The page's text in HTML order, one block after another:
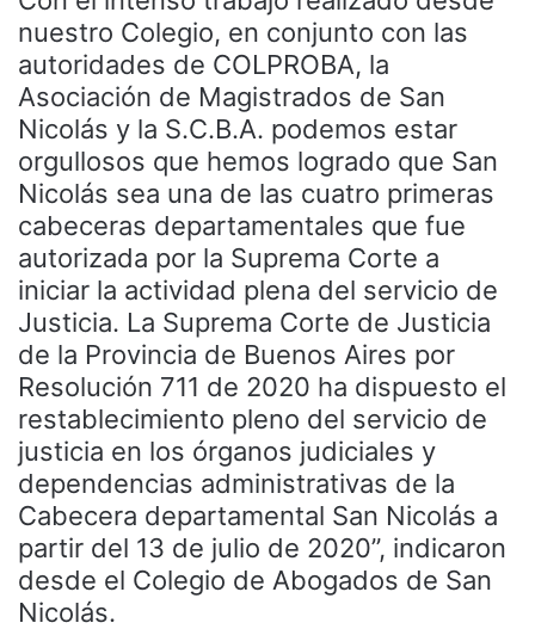
nuestro Colegio, en conjunto con las
autoridades de COLPROBA, la
Asociación de Magistrados de San
Nicolás y la S.C.B.A. podemos estar
orgullosos que hemos logrado que San
Nicolás sea una de las cuatro primeras
cabeceras departamentales que fue
autorizada por la Suprema Corte a
iniciar la actividad plena del servicio de
Justicia. La Suprema Corte de Justicia
de la Provincia de Buenos Aires por
Resolución 711 de 2020 ha dispuesto el
restablecimiento pleno del servicio de
justicia en los órganos judiciales y
dependencias administrativas de la
Cabecera departamental San Nicolás a
partir del 13 de julio de 2020”, indicaron
desde el Colegio de Abogados de San
Nicolás.